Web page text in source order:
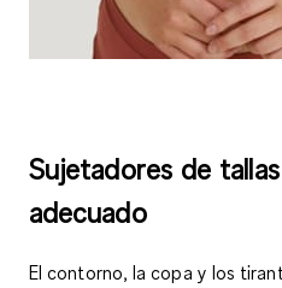
Sujetadores de
adecuado
El contorno, la copa y los